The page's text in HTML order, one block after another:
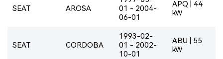
SEAT AROSA
01 - 2004-
06-01
APQ | 44
kW
SEAT CORDOBA
1993-02-
01 - 2002-
10-01
ABU | 55
kW